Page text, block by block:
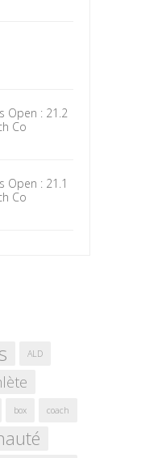
Open : 21.2
Co
Open : 21.1
Co
ALD
box coach